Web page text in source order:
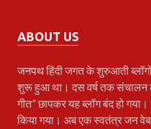
ABOUT US
जनपथहिंदी जगत के शुरुआती
शुरू हुआ था। दस वर्ष तक संचालन
गीत” छापकर यह ब्लॉग बंद हो
किया गया। अब एक स्वतंत्र जन